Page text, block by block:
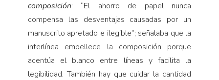
composición: “El ahorro de papel nunca
compensa las desventajas causadas por un
manuscrito apretado e ilegible”; señalaba que la
interlínea embellece la composición porque
acentúa el blanco entre líneas y facilita la
legibilidad. También hay que cuidar la cantidad